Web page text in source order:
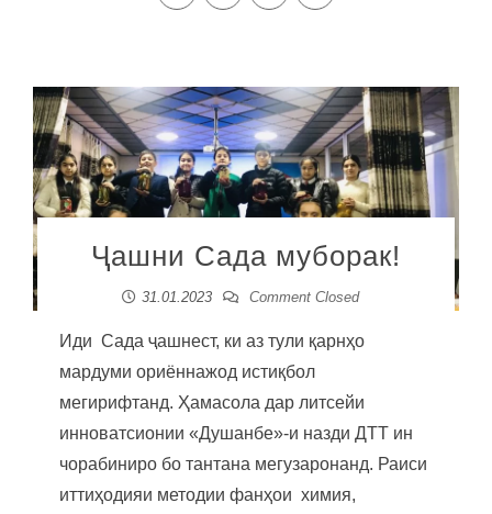
Ҷашни Сада муборак!
31.01.2023 Comment Closed
Иди Сада ҷашнест, ки аз тули қарнҳо
мардуми ориённажод истиқбол
мегирифтанд. Ҳамасола дар литсейи
инноватсионии «Душанбе»-и назди ДТТ ин
чорабиниро бо тантана мегузаронанд. Раиси
иттиҳодияи методии фанҳои химия,